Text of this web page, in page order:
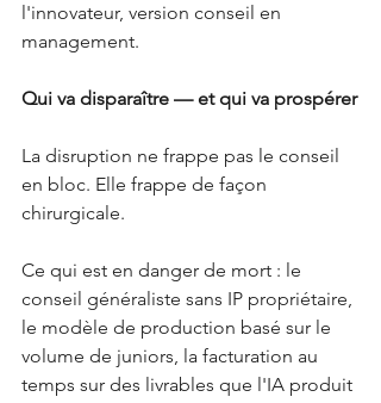
l'innovateur, version conseil en
management.
Qui va disparaître — et qui va prospérer
La disruption ne frappe pas le conseil
en bloc. Elle frappe de façon
chirurgicale.
Ce qui est en danger de mort : le
conseil généraliste sans IP propriétaire,
le modèle de production basé sur le
volume de juniors, la facturation au
temps sur des livrables que l'IA produit